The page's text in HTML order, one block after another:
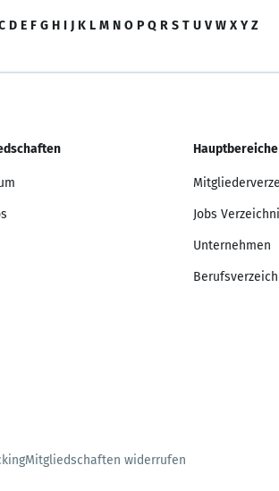
D E F G H I J K L M N O P Q R S T U V W X Y Z
Hauptbereiche
Jobs
Unternehmen
Mitgliedschaften widerrufen